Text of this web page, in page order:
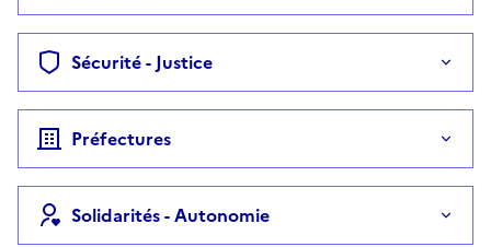
Sécurité - Justice
Préfectures
Solidarités - Autonomie